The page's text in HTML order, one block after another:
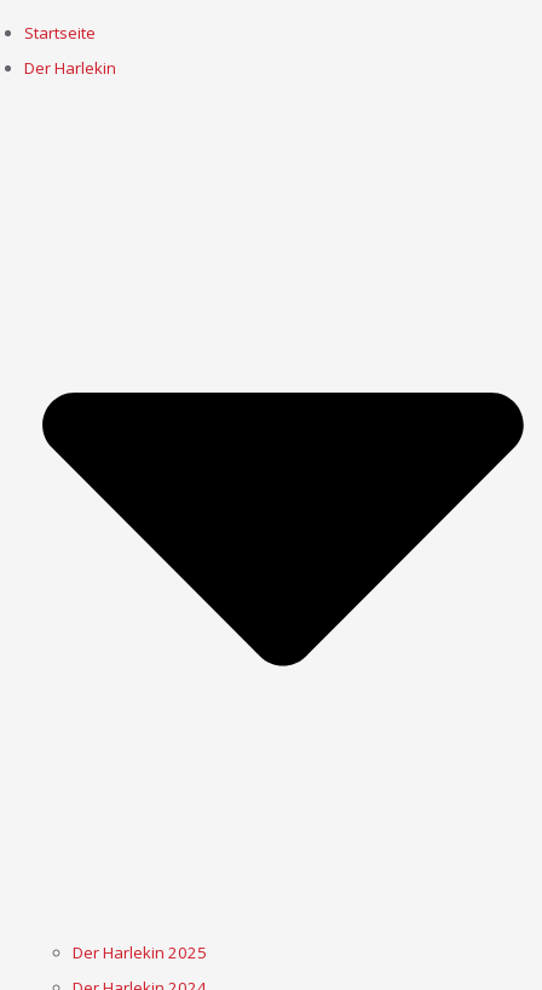
Startseite
Der Harlekin
Der Harlekin 2025